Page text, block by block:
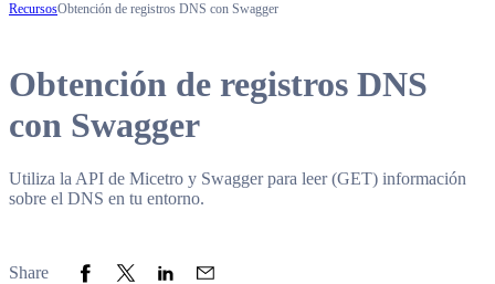
RecursosObtención de registros DNS con Swagger
Obtención de registros DNS
con Swagger
Utiliza la API de Micetro y Swagger para leer (GET) información
sobre el DNS en tu entorno.
Share Share to Facebook
Share to Twitter
Share to LinkedIn
Share to Email